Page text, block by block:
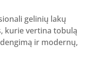
gelinių lakų
kurie vertina tobulą
ir modernų,